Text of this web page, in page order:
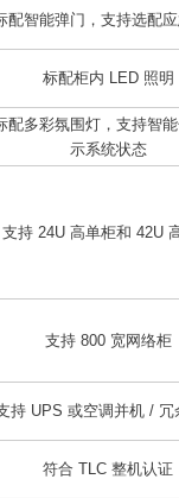
配智能弹门，支持选配
标配柜内 LED 照明
配多彩氛围灯，支持智
示系统状态
支持 24U 高单柜和 42U
支持 800 宽网络柜
持 UPS 或空调并机 / 冗
符合 TLC 整机认证